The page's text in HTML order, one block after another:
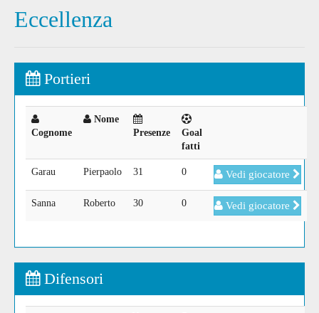
Eccellenza
Portieri
Cognome
Nome
Presenze
Goal
fatti
Garau Pierpaolo 31 0 Vedi giocatore
Sanna Roberto 30 0 Vedi giocatore
Difensori